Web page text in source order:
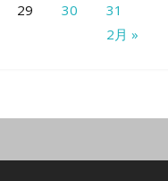
2月 »
29 30 31